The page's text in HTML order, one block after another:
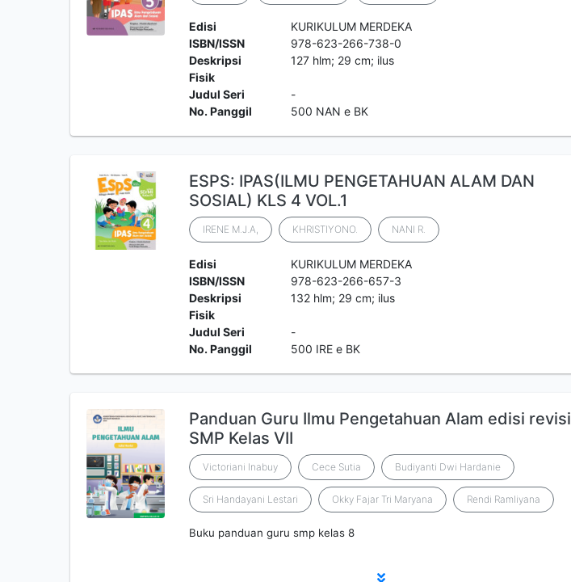
Edisi
KURIKULUM MERDEKA
ISBN/ISSN
978-623-266-738-0
Deskripsi
Fisik
127 hlm; 29 cm; ilus
Judul Seri
-
No. Panggil
500 NAN e BK
ESPS: IPAS(ILMU PENGETAHUAN ALAM DAN
SOSIAL) KLS 4 VOL.1
IRENE M.J.A, KHRISTIYONO. NANI R.
Edisi
KURIKULUM MERDEKA
ISBN/ISSN
978-623-266-657-3
Deskripsi
Fisik
132 hlm; 29 cm; ilus
Judul Seri
-
No. Panggil
500 IRE e BK
Panduan Guru Ilmu Pengetahuan Alam edisi revisi
SMP Kelas VII
Victoriani Inabuy Cece Sutia Budiyanti Dwi Hardanie
Sri Handayani Lestari Okky Fajar Tri Maryana Rendi Ramliyana
Buku panduan guru smp kelas 8